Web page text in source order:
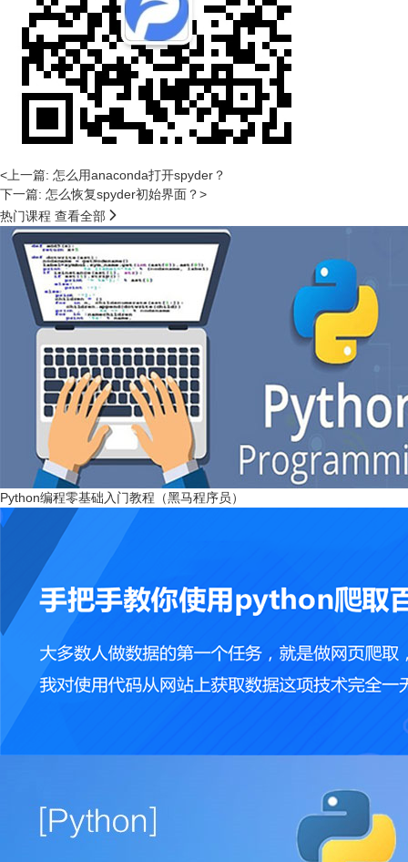
<上一篇: 怎么用anaconda打开spyder？
下一篇: 怎么恢复spyder初始界面？>
热门课程 查看全部 
Python编程零基础入门教程（黑马程序员）